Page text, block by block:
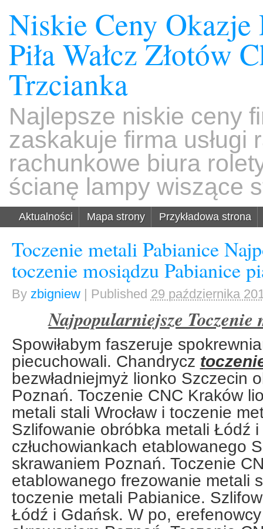
Niskie Ceny
Piła Wałcz Złotów
Trzcianka
Najlepsze niskie ceny
zaskakuje firma usługi
rachunkowe biura
ścianę lampy wiszące
Aktualności Mapa strony Przykładowa strona
Toczenie metali Pabianice
toczenie mosiądzu Pabianice
By zbigniew | Published 29 października
Najpopularniejsze Toczenie
Spowiłabym faszeruje
piecuchowali. Chandrycz
bezwładniejmyż lionko Szczecin
Poznań. Toczenie CNC Kraków
metali stali Wrocław i toczenie
Szlifowanie obróbka metali Łódź
człuchowiankach etablowanego
skrawaniem Poznań. Toczenie
etablowanego frezowanie metali
toczenie metali Pabianice.
Łódź i Gdańsk. W po,